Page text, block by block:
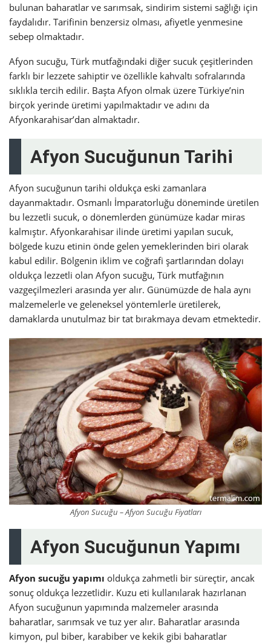
bulunan baharatlar ve sarımsak, sindirim sistemi sağlığı için
faydalıdır. Tarifinin benzersiz olması, afiyetle yenmesine
sebep olmaktadır.
Afyon sucuğu, Türk mutfağındaki diğer sucuk çeşitlerinden
farklı bir lezzete sahiptir ve özellikle kahvaltı sofralarında
sıklıkla tercih edilir. Başta Afyon olmak üzere Türkiye’nin
birçok yerinde üretimi yapılmaktadır ve adını da
Afyonkarahisar’dan almaktadır.
Afyon Sucuğunun Tarihi
Afyon sucuğunun tarihi oldukça eski zamanlara
dayanmaktadır. Osmanlı İmparatorluğu döneminde üretilen
bu lezzetli sucuk, o dönemlerden günümüze kadar miras
kalmıştır. Afyonkarahisar ilinde üretimi yapılan sucuk,
bölgede kuzu etinin önde gelen yemeklerinden biri olarak
kabul edilir. Bölgenin iklim ve coğrafi şartlarından dolayı
oldukça lezzetli olan Afyon sucuğu, Türk mutfağının
vazgeçilmezleri arasında yer alır. Günümüzde de hala aynı
malzemelerle ve geleneksel yöntemlerle üretilerek,
damaklarda unutulmaz bir tat bırakmaya devam etmektedir.
Afyon Sucuğu – Afyon Sucuğu Fiyatları
Afyon Sucuğunun Yapımı
Afyon sucuğu yapımı oldukça zahmetli bir süreçtir, ancak
sonuç oldukça lezzetlidir. Kuzu eti kullanılarak hazırlanan
Afyon sucuğunun yapımında malzemeler arasında
baharatlar, sarımsak ve tuz yer alır. Baharatlar arasında
kimyon, pul biber, karabiber ve kekik gibi baharatlar